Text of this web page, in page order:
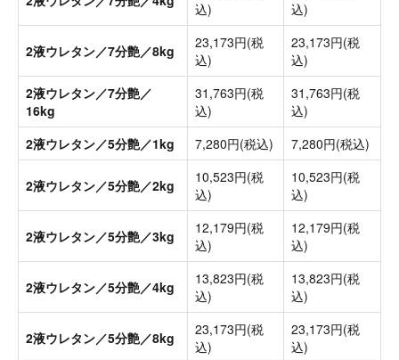
込)
込)
2液ウレタン／7分艶／8kg
23,173円(税
込)
23,173円(税
込)
2液ウレタン／7分艶／
16kg
31,763円(税
込)
31,763円(税
込)
2液ウレタン／5分艶／1kg
7,280円(税込) 7,280円(税込)
2液ウレタン／5分艶／2kg
10,523円(税
込)
10,523円(税
込)
2液ウレタン／5分艶／3kg
12,179円(税
込)
12,179円(税
込)
2液ウレタン／5分艶／4kg
13,823円(税
込)
13,823円(税
込)
2液ウレタン／5分艶／8kg
23,173円(税
込)
23,173円(税
込)